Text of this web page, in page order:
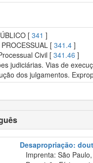
[ 341 ]
[ 341.4 ]
Civil [ 341.46 ]
judiciárias. Vias de
dos julgamentos.
Desapropriação:
Imprenta: São